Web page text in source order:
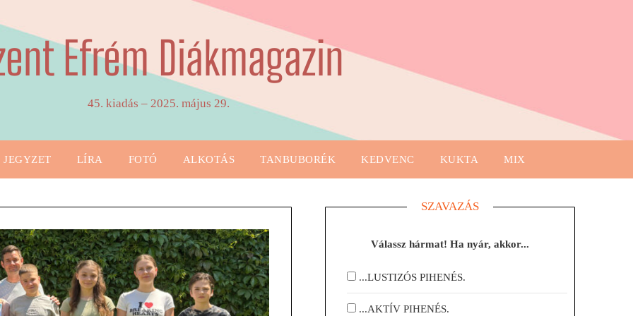
Efrém Diákmagazin
45. kiadás – 2025. május 29.
JEGYZET LÍRA FOTÓ ALKOTÁS TANBUBORÉK KEDVENC KUKTA MIX
SZAVAZÁS
Válassz hármat! Ha nyár, akkor...
...LUSTIZÓS PIHENÉS.
...AKTÍV PIHENÉS.